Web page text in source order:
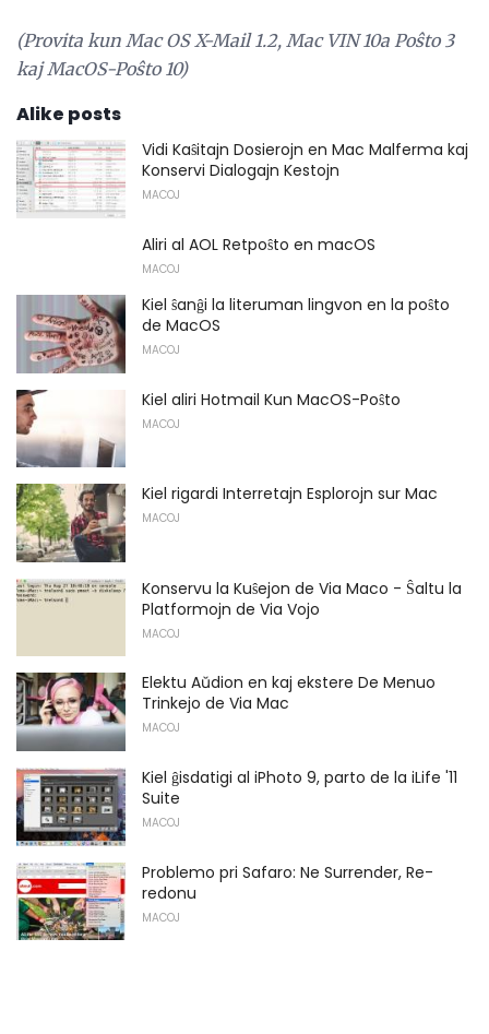
(Provita kun Mac OS X-Mail 1.2, Mac VIN 10a Poŝto 3
kaj MacOS-Poŝto 10)
Alike posts
Vidi Kaŝitajn Dosierojn en Mac Malferma kaj
Konservi Dialogajn Kestojn
MACOJ
Aliri al AOL Retpoŝto en macOS
MACOJ
Kiel ŝanĝi la literuman lingvon en la poŝto
de MacOS
MACOJ
Kiel aliri Hotmail Kun MacOS-Poŝto
MACOJ
Kiel rigardi Interretajn Esplorojn sur Mac
MACOJ
Konservu la Kuŝejon de Via Maco - Ŝaltu la
Platformojn de Via Vojo
MACOJ
Elektu Aŭdion en kaj ekstere De Menuo
Trinkejo de Via Mac
MACOJ
Kiel ĝisdatigi al iPhoto 9, parto de la iLife '11
Suite
MACOJ
Problemo pri Safaro: Ne Surrender, Re-
redonu
MACOJ